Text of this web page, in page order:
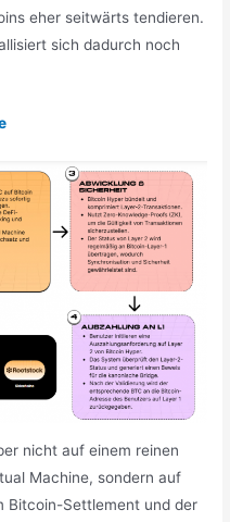
eher seitwärts tendieren.
sich dadurch noch
nicht auf einem reinen
Machine, sondern auf
Bitcoin-Settlement und der